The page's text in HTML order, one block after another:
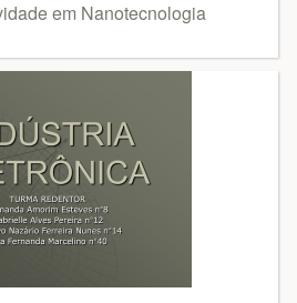
em Nanotecnologia